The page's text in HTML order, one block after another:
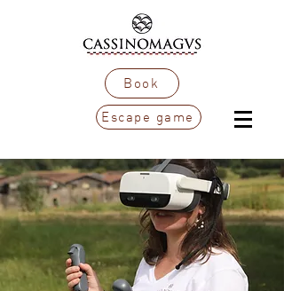
Book
Escape game